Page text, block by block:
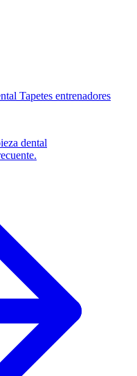
Tapetes entrenadores
dental